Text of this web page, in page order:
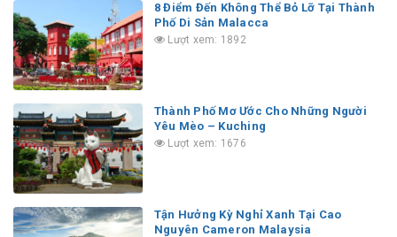
8 Điểm Đến Không Thể Bỏ Lỡ Tại Thành
Phố Di Sản Malacca
Lượt xem: 1892
Thành Phố Mơ Ước Cho Những Người
Yêu Mèo – Kuching
Lượt xem: 1676
Tận Hưởng Kỳ Nghỉ Xanh Tại Cao
Nguyên Cameron Malaysia